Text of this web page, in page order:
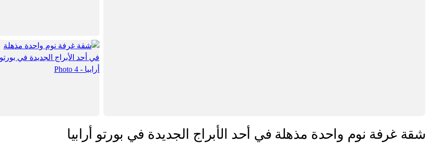
شقة غرفة نوم واحدة مذهلة في أحد الأبراج الجديدة في بورتو أرابيا